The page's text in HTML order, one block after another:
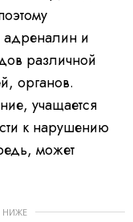
адреналин и
различной
органов.
учащается
к нарушению
может
НИЖЕ